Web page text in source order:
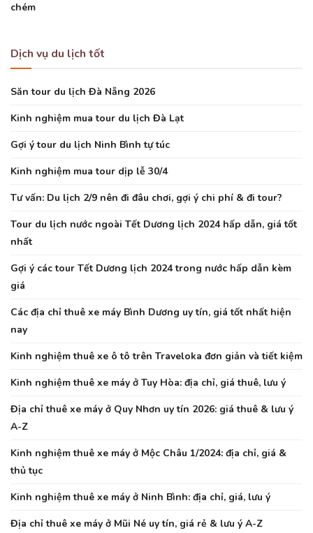
chém
Dịch vụ du lịch tốt
Săn tour du lịch Đà Nẵng 2026
Kinh nghiệm mua tour du lịch Đà Lạt
Gợi ý tour du lịch Ninh Bình tự túc
Kinh nghiệm mua tour dịp lễ 30/4
Tư vấn: Du lịch 2/9 nên đi đâu chơi, gợi ý chi phí & đi tour?
Tour du lịch nước ngoài Tết Dương lịch 2024 hấp dẫn, giá tốt
nhất
Gợi ý các tour Tết Dương lịch 2024 trong nước hấp dẫn kèm
giá
Các địa chỉ thuê xe máy Bình Dương uy tín, giá tốt nhất hiện
nay
Kinh nghiệm thuê xe ô tô trên Traveloka đơn giản và tiết kiệm
Kinh nghiệm thuê xe máy ở Tuy Hòa: địa chỉ, giá thuê, lưu ý
Địa chỉ thuê xe máy ở Quy Nhơn uy tín 2026: giá thuê & lưu ý
A-Z
Kinh nghiệm thuê xe máy ở Mộc Châu 1/2024: địa chỉ, giá &
thủ tục
Kinh nghiệm thuê xe máy ở Ninh Bình: địa chỉ, giá, lưu ý
Địa chỉ thuê xe máy ở Mũi Né uy tín, giá rẻ & lưu ý A-Z